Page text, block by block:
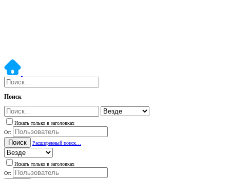
Поиск
Искать только в заголовках
От:
Поиск Расширенный поиск…
Искать только в заголовках
От: